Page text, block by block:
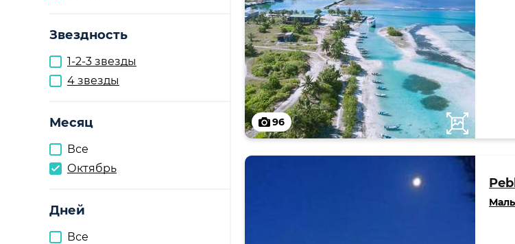
Звездность
1-2-3 звезды
4 звезды
Месяц
Все
Октябрь
Дней
Все
96